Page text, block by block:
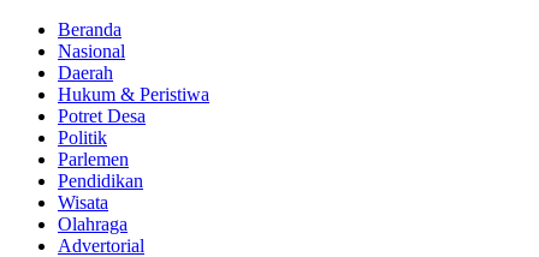
Beranda
Nasional
Daerah
Hukum & Peristiwa
Potret Desa
Politik
Parlemen
Pendidikan
Wisata
Olahraga
Advertorial